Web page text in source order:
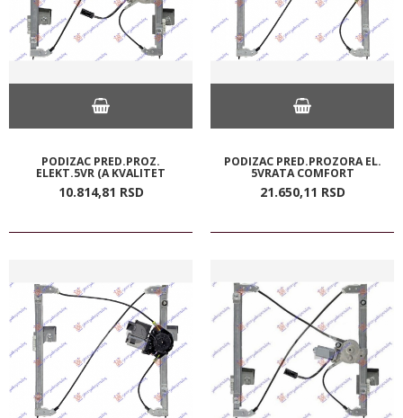
PODIZAC PRED.PROZ.
ELEKT.5VR (A KVALITET
10.814,81 RSD
PODIZAC PRED.PROZORA EL.
5VRATA COMFORT
21.650,11 RSD